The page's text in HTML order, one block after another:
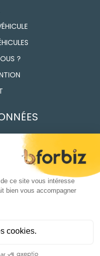
?
91160 Longjumeau
- 12h / 14h - 18h
DE VENTE
01 69 74 17 50